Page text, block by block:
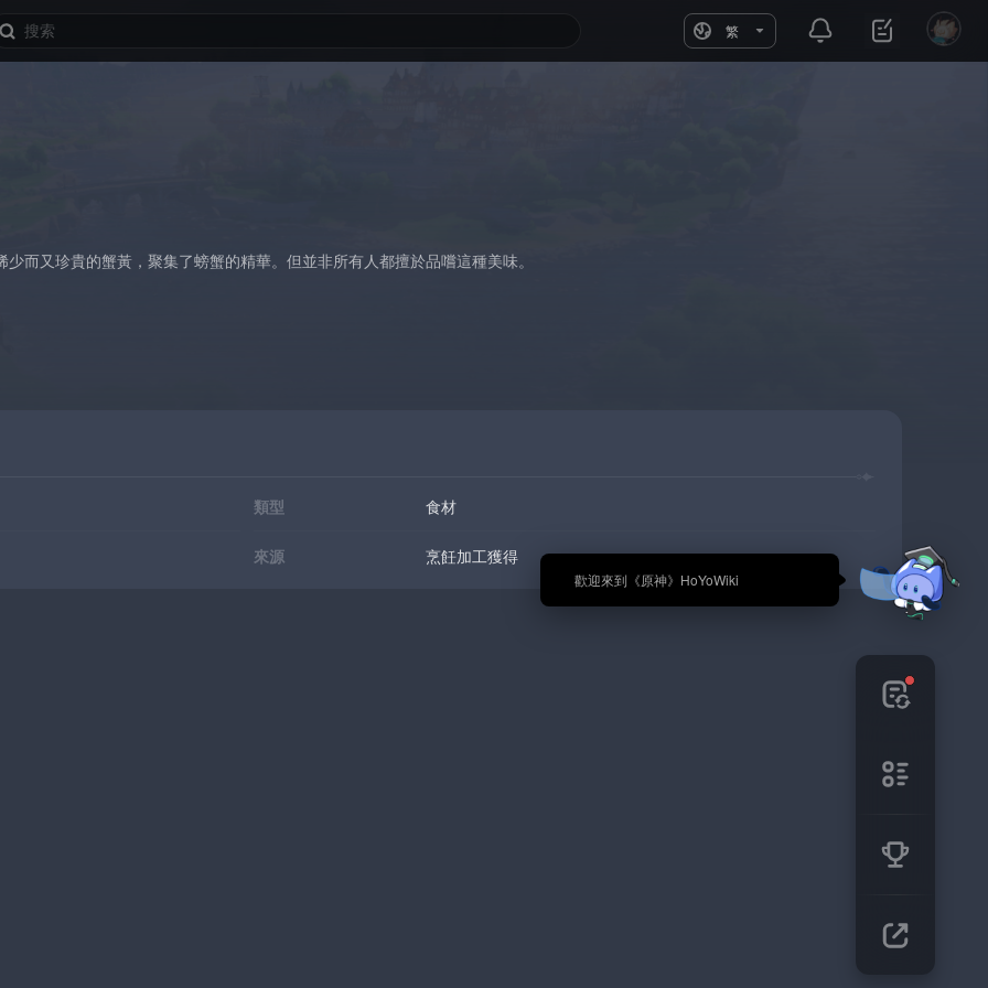
繁
🎉 歡迎來到《原神》HoYoWiki
而又珍貴的蟹黃，聚集了螃蟹的精華。但並非所有人都擅於品嚐這種美味。
類型 食材
來源 烹飪加工獲得